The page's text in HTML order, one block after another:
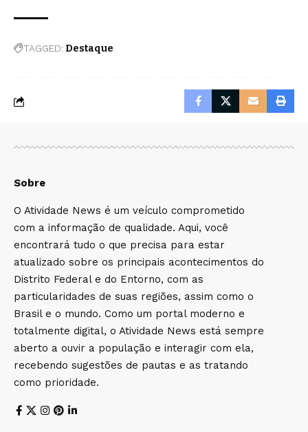
TAGGED: Destaque
Sobre
O Atividade News é um veículo comprometido
com a informação de qualidade. Aqui, você
encontrará tudo o que precisa para estar
atualizado sobre os principais acontecimentos do
Distrito Federal e do Entorno, com as
particularidades de suas regiões, assim como o
Brasil e o mundo. Como um portal moderno e
totalmente digital, o Atividade News está sempre
aberto a ouvir a população e interagir com ela,
recebendo sugestões de pautas e as tratando
como prioridade.